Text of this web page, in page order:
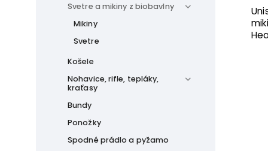
Svetre a mikiny z biobavlny
Mikiny
Svetre
Košele
Nohavice, rifle, tepláky,
kraťasy
Bundy
Ponožky
Spodné prádlo a pyžamo